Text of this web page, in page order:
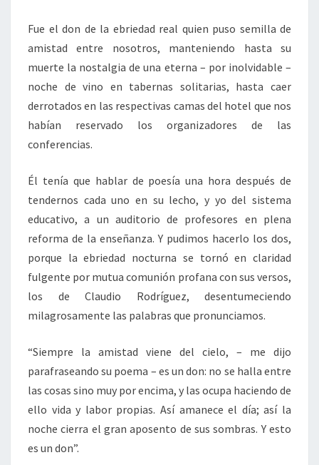
Fue el don de la ebriedad real quien puso semilla de
amistad entre nosotros, manteniendo hasta su
muerte la nostalgia de una eterna – por inolvidable –
noche de vino en tabernas solitarias, hasta caer
derrotados en las respectivas camas del hotel que nos
habían reservado los organizadores de las
conferencias.
Él tenía que hablar de poesía una hora después de
tendernos cada uno en su lecho, y yo del sistema
educativo, a un auditorio de profesores en plena
reforma de la enseñanza. Y pudimos hacerlo los dos,
porque la ebriedad nocturna se tornó en claridad
fulgente por mutua comunión profana con sus versos,
los de Claudio Rodríguez, desentumeciendo
milagrosamente las palabras que pronunciamos.
“Siempre la amistad viene del cielo, – me dijo
parafraseando su poema – es un don: no se halla entre
las cosas sino muy por encima, y las ocupa haciendo de
ello vida y labor propias. Así amanece el día; así la
noche cierra el gran aposento de sus sombras. Y esto
es un don”.